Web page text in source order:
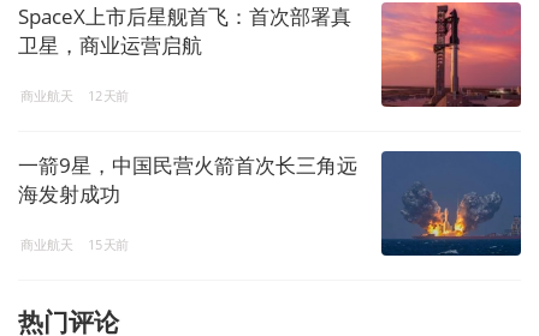
SpaceX上市后星舰首飞：首次部署真
卫星，商业运营启航
商业航天 12天前
一箭9星，中国民营火箭首次长三角远
海发射成功
商业航天 15天前
热门评论